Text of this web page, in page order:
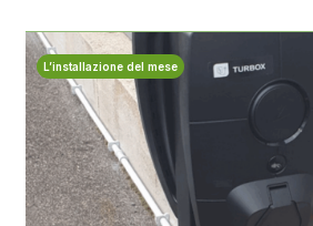
L’installazione del mese